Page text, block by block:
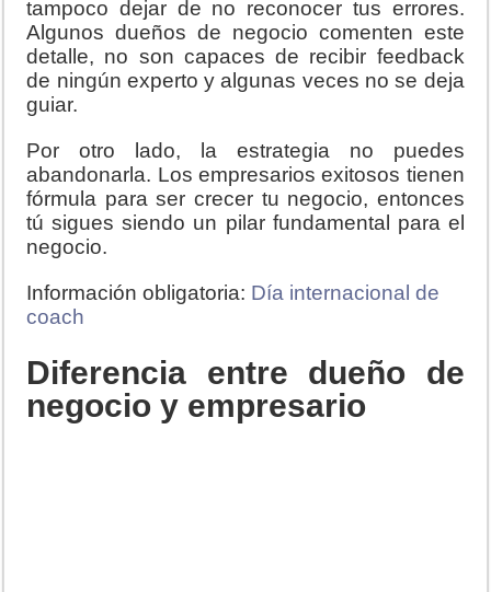
tampoco dejar de no reconocer tus errores.
Algunos dueños de negocio comenten este
detalle, no son capaces de recibir feedback
de ningún experto y algunas veces no se deja
guiar.
Por otro lado, la estrategia no puedes
abandonarla. Los empresarios exitosos tienen
fórmula para ser crecer tu negocio, entonces
tú sigues siendo un pilar fundamental para el
negocio.
Información obligatoria: Día internacional de
coach
Diferencia entre dueño de
negocio y empresario